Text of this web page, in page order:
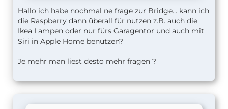
Hallo ich habe nochmal ne frage zur Bridge... kann ich
die Raspberry dann überall für nutzen z.B. auch die
Ikea Lampen oder nur fürs Garagentor und auch mit
Siri in Apple Home benutzen?
Je mehr man liest desto mehr fragen ?